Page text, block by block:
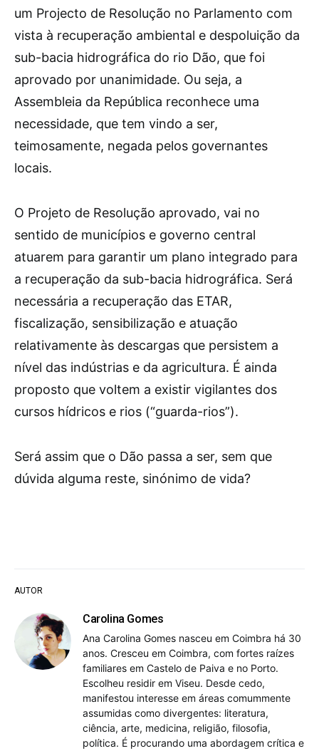
AUTOR
Carolina Gomes
Ana Carolina Gomes nasceu em Coimbra há 30
anos. Cresceu em Coimbra, com fortes raízes
familiares em Castelo de Paiva e no Porto.
Escolheu residir em Viseu. Desde cedo,
manifestou interesse em áreas comummente
assumidas como divergentes: literatura,
ciência, arte, medicina, religião, filosofia,
política. É procurando uma abordagem crítica e
um Projecto de Resolução no Parlamento com
vista à recuperação ambiental e despoluição da
sub-bacia hidrográfica do rio Dão, que foi
aprovado por unanimidade. Ou seja, a
Assembleia da República reconhece uma
necessidade, que tem vindo a ser,
teimosamente, negada pelos governantes
locais.
O Projeto de Resolução aprovado, vai no
sentido de municípios e governo central
atuarem para garantir um plano integrado para
a recuperação da sub-bacia hidrográfica. Será
necessária a recuperação das ETAR,
fiscalização, sensibilização e atuação
relativamente às descargas que persistem a
nível das indústrias e da agricultura. É ainda
proposto que voltem a existir vigilantes dos
cursos hídricos e rios (“guarda-rios”).
Será assim que o Dão passa a ser, sem que
dúvida alguma reste, sinónimo de vida?